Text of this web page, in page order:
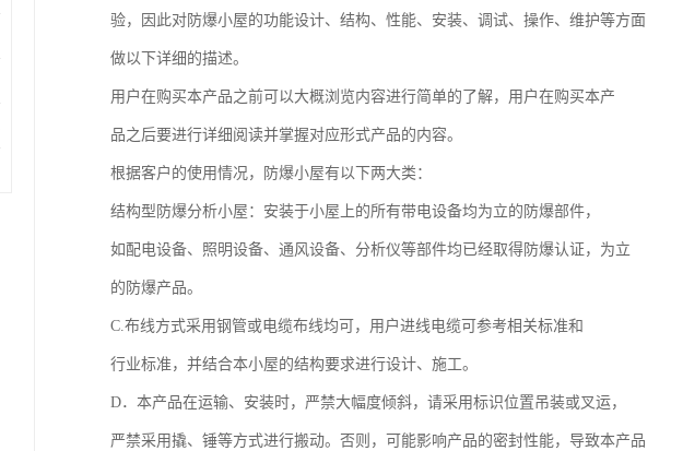
验，因此对防爆小屋的功能设计、结构、性能、安装、调试、操作、维护等方面
做以下详细的描述。
用户在购买本产品之前可以大概浏览内容进行简单的了解，用户在购买本产
品之后要进行详细阅读并掌握对应形式产品的内容。
根据客户的使用情况，防爆小屋有以下两大类：
结构型防爆分析小屋：安装于小屋上的所有带电设备均为立的防爆部件，
如配电设备、照明设备、通风设备、分析仪等部件均已经取得防爆认证，为立
的防爆产品。
C.布线方式采用钢管或电缆布线均可，用户进线电缆可参考相关标准和
行业标准，并结合本小屋的结构要求进行设计、施工。
D．本产品在运输、安装时，严禁大幅度倾斜，请采用标识位置吊装或叉运，
严禁采用撬、锤等方式进行搬动。否则，可能影响产品的密封性能，导致本产品